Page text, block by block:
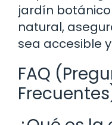
jardín
natural,
sea accesible
FAQ